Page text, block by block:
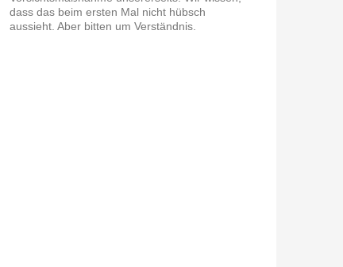
dass das beim ersten Mal nicht hübsch
aussieht. Aber bitten um Verständnis.